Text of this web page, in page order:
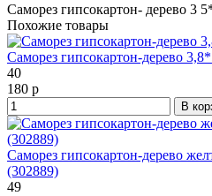
Саморез гипсокартон- дерево 3
Похожие товары
Саморез гипсокартон-дерево
40
180 р
В
Саморез гипсокартон-дерево
(302889)
49